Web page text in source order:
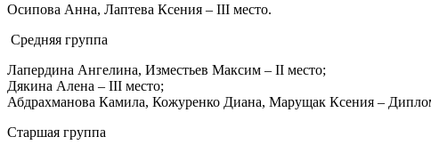
Осипова Анна, Лаптева Ксения – III место.
Средняя группа
Лапердина Ангелина, Изместьев Максим – II место;
Дякина Алена – III место;
Абдрахманова Камила, Кожуренко Диана, Марущак Ксения –
Старшая группа